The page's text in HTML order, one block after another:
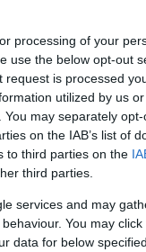
processing of your
use the below opt-out
is processed
utilized by us
may separately
on the IAB’s list of
to third parties on the
third parties.
services and may
You may
data for below
is – mint például
A kedvenceim
konyhában. Erre
és ízeiben olyan,